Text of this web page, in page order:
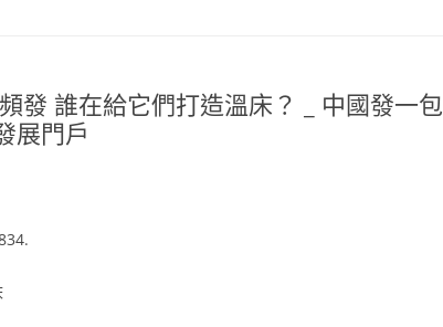
發 誰在給它們打造溫床？ _ 中國發一包
展門戶